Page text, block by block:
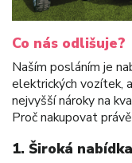
Co nás odlišuje?
Naším posláním je
elektrických vozítek,
nejvyšší nároky na
Proč nakupovat
1. Široká